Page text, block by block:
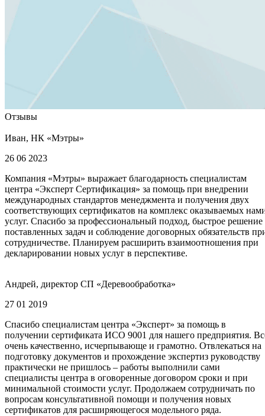
Отзывы
Иван, НК «Мэтры»
26 06 2023
Компания «Мэтры» выражает благодарность специалистам
центра «Эксперт Сертификация» за помощь при внедрении
международных стандартов менеджмента и получения двух
соответствующих сертификатов на комплекс оказываемых
услуг. Спасибо за профессиональный подход, быстрое решение
поставленных задач и соблюдение договорных обязательств
сотрудничестве. Планируем расширить взаимоотношения при
декларировании новых услуг в перспективе.
Андрей, директор СП «Деревообработка»
27 01 2019
Спасибо специалистам центра «Эксперт» за помощь в
получении сертификата ИСО 9001 для нашего предприятия.
очень качественно, исчерпывающе и грамотно. Отвлекаться на
подготовку документов и прохождение экспертиз руководству
практически не пришлось – работы выполнили сами
специалисты центра в оговоренные договором сроки и при
минимальной стоимости услуг. Продолжаем сотрудничать по
вопросам консультативной помощи и получения новых
сертификатов для расширяющегося модельного ряда.